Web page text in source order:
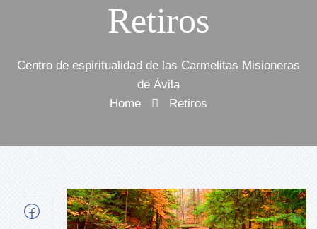
Retiros
Centro de espiritualidad de las Carmelitas Misioneras
de Ávila
Home
Retiros